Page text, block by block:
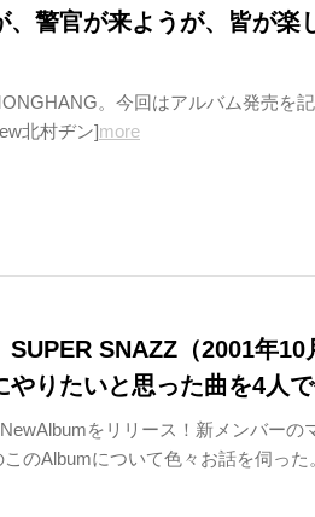
、警官が来ようが、皆が楽
。今回はアルバム発売を
北村ヂン]more
SUPER SNAZZ（2001年10
やりたいと思った曲を4人
をリリース！新メンバーの
のAlbumについて色々お話を伺った